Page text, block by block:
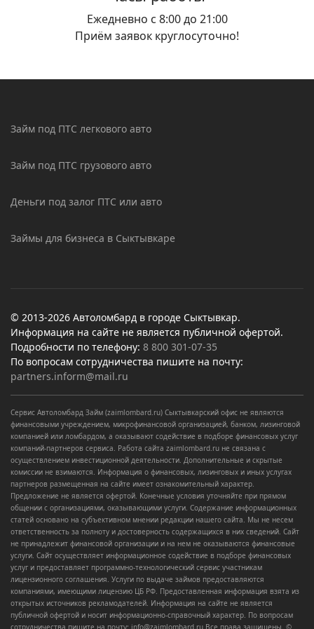
Ежедневно с 8:00 до 21:00
Приём заявок круглосуточно!
Займ под ПТС легкового авто
Займ под ПТС грузового авто
Деньги под залог ПТС или авто
Займы для бизнеса в Сыктывкаре
© 2013-2026 Автоломбард в городе Сыктывкар.
Информация на сайте не является публичной офертой.
Подробности по телефону: 8 800 301-07-35
По вопросам сотрудничества пишите на почту:
partners.inform@mail.ru
Сервис Автоломбард Займ (zaimlombard.ru) Сыктывкарский офис не являются
финансовыми учреждением, микрофинансовой организацией, банком, лизинговой
компанией или ломбардом, а оказывают содействие в подборе финансовых услуг
компаний-партнеров сервиса. Работа сайта zaimlombard.ru не связана с
осуществлением инвестиционной деятельности. Дополнительные и скрытые
комиссии не взимаются. Информация о финансовых, лизинговых и иных услугах
партнеров размещенная на сайте имеет ознакомительный характер.
Предложение не является офертой. Конечные условия уточняйте при прямом
общении с организациями, оказывающими услуги. Содержание информационных
статей основано на субъективном мнении редакции нашего сайта. Мы не несем
ответственность за полноту и достоверность содержащихся в них сведений. Сайт
не принадлежит финансовой организации и на нем не оказываются финансовые
услуги. Сайт осуществляет информационное содействие в подборе финансовых
услуг и предоставляет программно-технологический сервис участникам
лицензионного соглашения. Услуги по выдаче займов предоставляются
компаниями, имеющими лицензию ЦБ РФ. Предоставленная информация взята из
открытых источников рекламодателей. Информация на сайте не является
публичной офертой и носит информационно-справочный характер. По вопросам